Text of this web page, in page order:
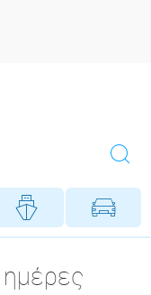
Γήπεδα
ημέρες